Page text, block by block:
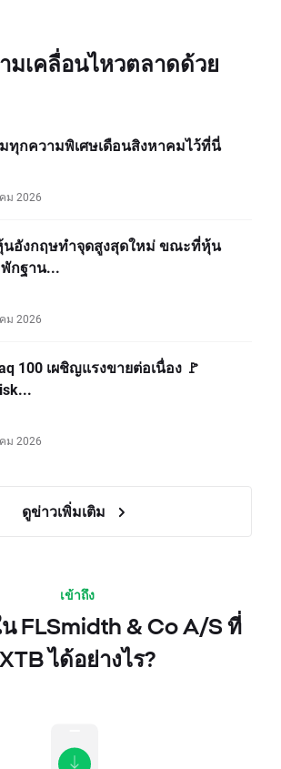
มเคลื่อนไหวตลาดด้วย
ทุกความพิเศษเดือนสิงหาคมไว้ที่นี่
ม 2026
อังกฤษทำจุดสูงสุดใหม่ ขณะที่หุ้น
กฐาน...
ม 2026
100 เผชิญแรงขายต่อเนื่อง 🚩
ม 2026
ดูข่าวเพิ่มเติม
เข้าถึง
FLSmidth & Co A/S ที่
XTB ได้อย่างไร?